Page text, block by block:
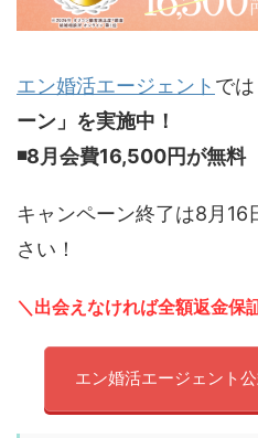
エン婚活エージェント では
ーン」を実施中！
◾️8月会費16,500円が無料
キャンペーン終了は8月16
さい！
＼出会えなければ全額返金保
エン婚活エージェント